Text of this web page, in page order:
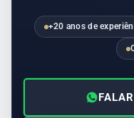
+20 anos de